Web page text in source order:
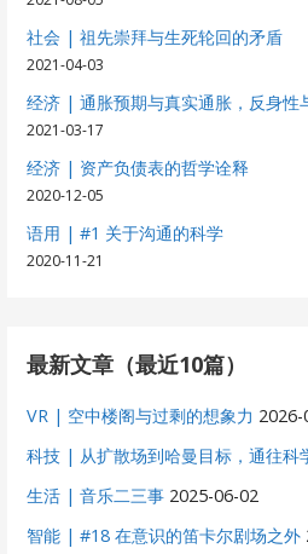
社会 | 祖先崇拜与生死轮回的矛盾
2021-04-03
经济 | 通胀预期与真实通胀，反身性
2021-03-17
经济 | 资产负债表的哲学诠释
2020-12-05
语用 | #1 关于沟通的科学
2020-11-21
最新文章（最近10篇）
VR | 空中楼阁与过剩的想象力
科技 | 从扩散场到哈曼目标，通往科
生活 | 音乐二三事 2025-06-02
智能 | #18 在意识的笛卡尔剧场之外